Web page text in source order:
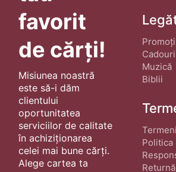
favorit
de cărți!
Misiunea noastră
este să-i dăm
clientului
oportunitatea
serviciilor de calitate
în achiziționarea
celei mai bune cărți.
Alege cartea ta
Cadouri
Muzică
Biblii
Politica